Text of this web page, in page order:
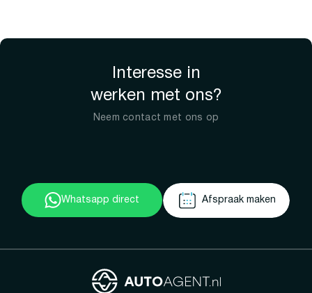
Interesse in
werken met ons?
Neem contact met ons op
Whatsapp direct Afspraak maken